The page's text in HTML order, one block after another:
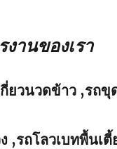
งานของเรา
ยวนวดข้าว ,รถ
,รถโลวเบทพื้นเ